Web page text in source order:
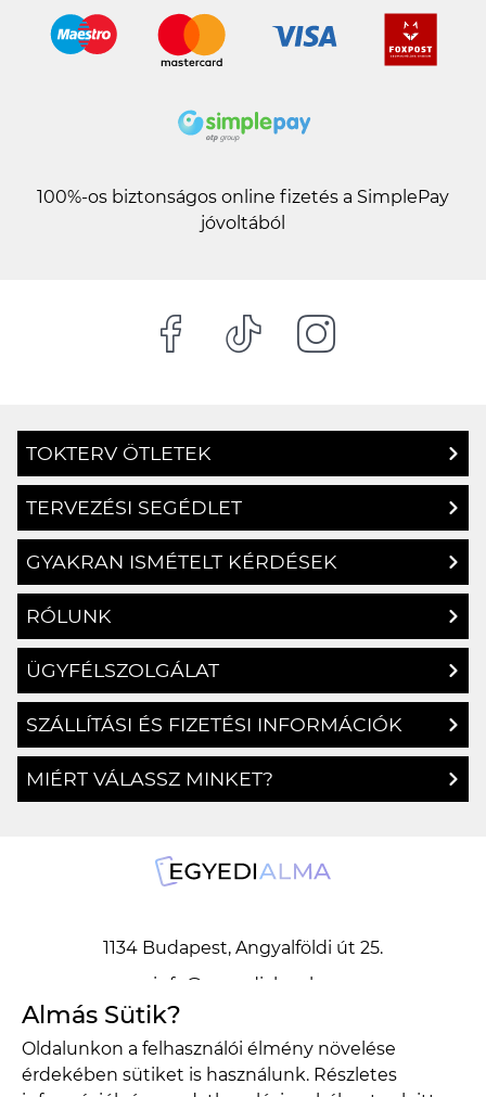
100%-os biztonságos online fizetés a SimplePay
jóvoltából
TOKTERV ÖTLETEK
TERVEZÉSI SEGÉDLET
GYAKRAN ISMÉTELT KÉRDÉSEK
RÓLUNK
ÜGYFÉLSZOLGÁLAT
SZÁLLÍTÁSI ÉS FIZETÉSI INFORMÁCIÓK
MIÉRT VÁLASSZ MINKET?
1134 Budapest, Angyalföldi út 25.
info@egyedialma.hu
1134 Budapest, Angyalföldi út 25.
info@egyedialma.hu
Almás Sütik?
Oldalunkon a felhasználói élmény növelése
érdekében sütiket is használunk. Részletes